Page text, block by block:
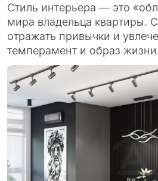
Стиль интерьера — это
мира владельца квартиры.
отражать привычки и
темперамент и образ